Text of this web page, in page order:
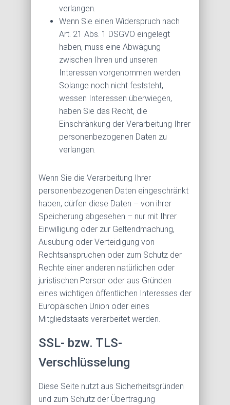
verlangen.
Wenn Sie einen Widerspruch nach
Art. 21 Abs. 1 DSGVO eingelegt
haben, muss eine Abwägung
zwischen Ihren und unseren
Interessen vorgenommen werden.
Solange noch nicht feststeht,
wessen Interessen überwiegen,
haben Sie das Recht, die
Einschränkung der Verarbeitung Ihrer
personenbezogenen Daten zu
verlangen.
Wenn Sie die Verarbeitung Ihrer
personenbezogenen Daten eingeschränkt
haben, dürfen diese Daten – von ihrer
Speicherung abgesehen – nur mit Ihrer
Einwilligung oder zur Geltendmachung,
Ausübung oder Verteidigung von
Rechtsansprüchen oder zum Schutz der
Rechte einer anderen natürlichen oder
juristischen Person oder aus Gründen
eines wichtigen öffentlichen Interesses der
Europäischen Union oder eines
Mitgliedstaats verarbeitet werden.
SSL- bzw. TLS-
Verschlüsselung
Diese Seite nutzt aus Sicherheitsgründen
und zum Schutz der Übertragung